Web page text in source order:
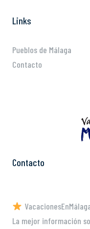
Links
Pueblos de Málaga
Contacto
Contacto
La mejor información